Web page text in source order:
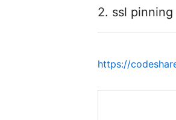
2. ssl pinning
https://